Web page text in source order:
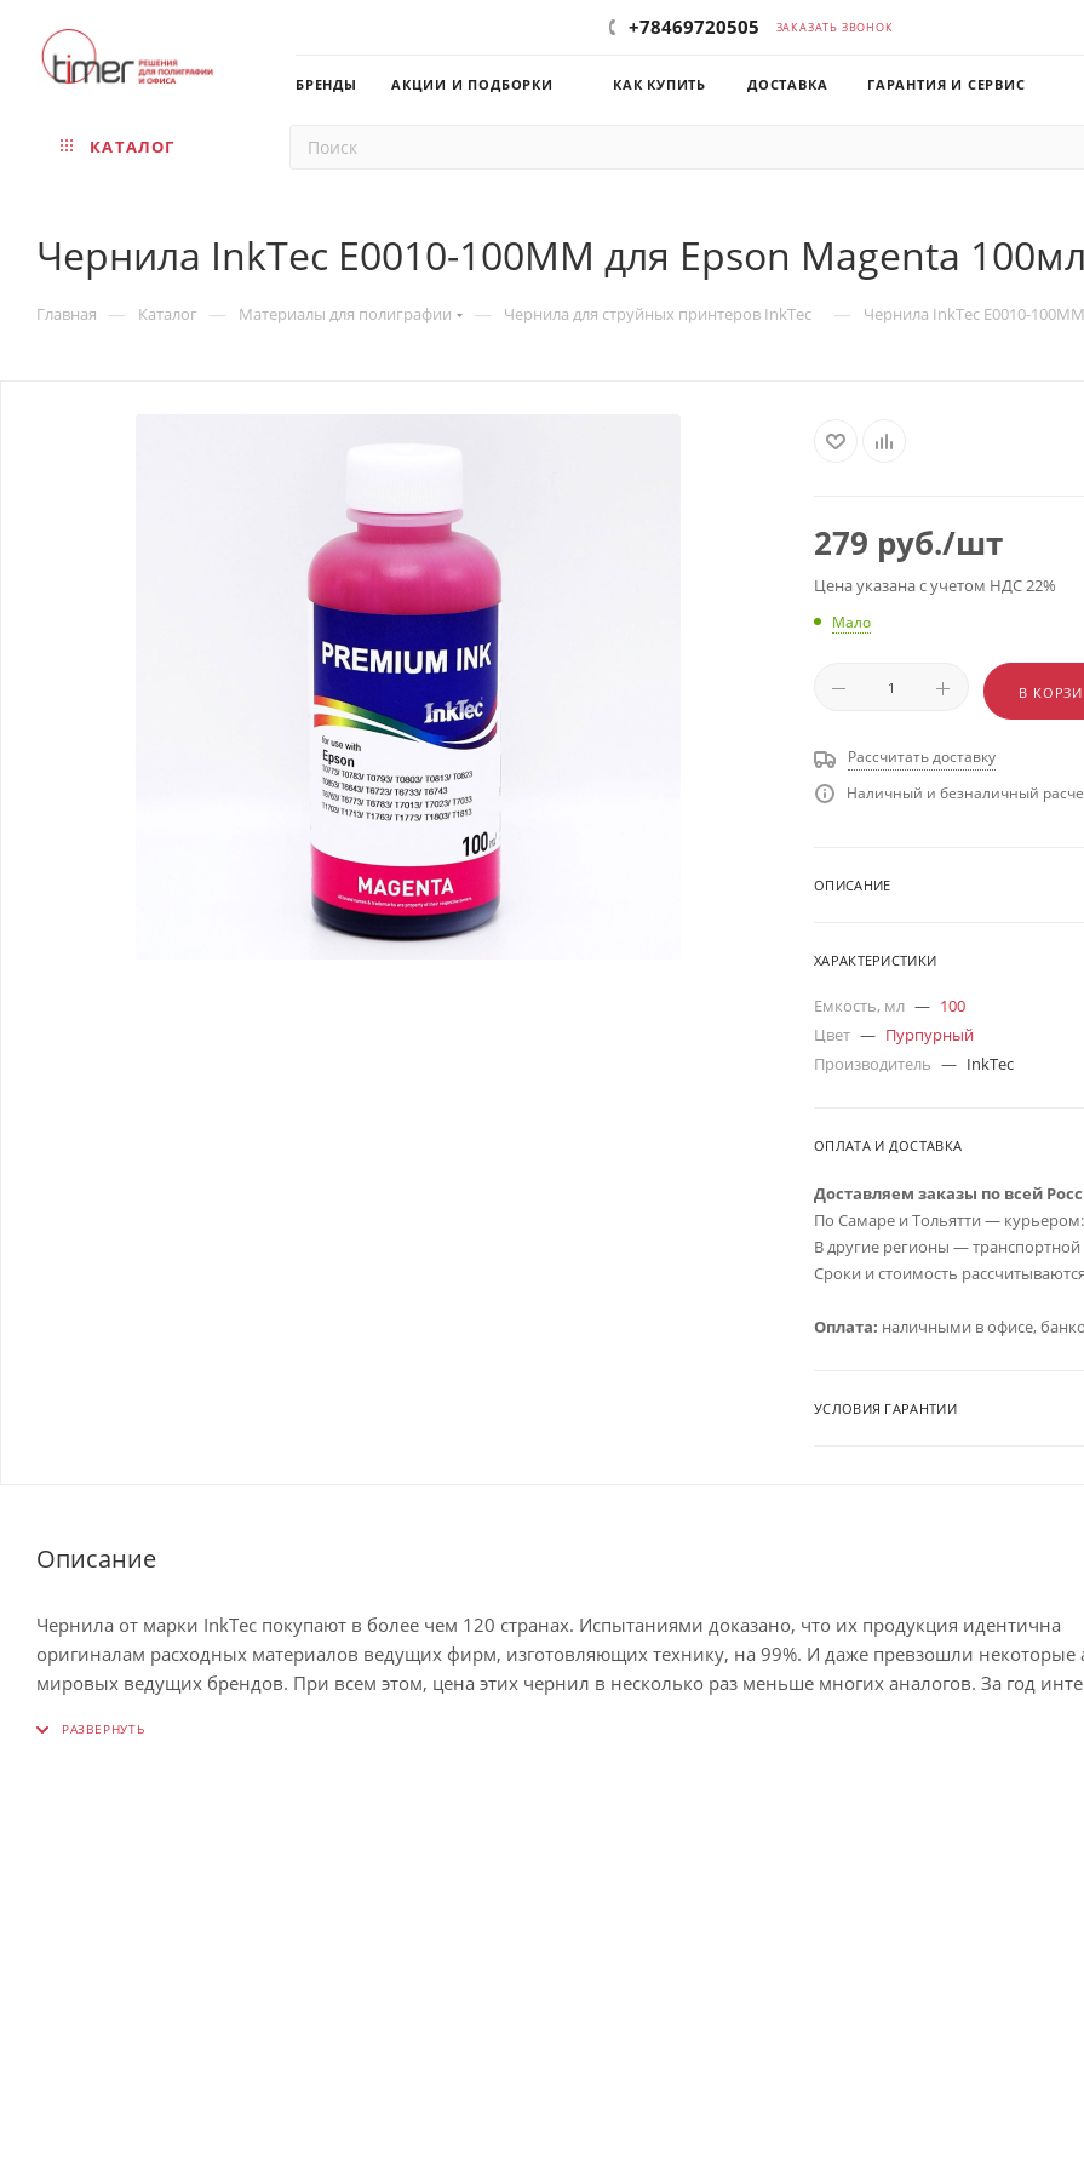
+78469720505 ЗАКАЗАТЬ ЗВОНОК
БРЕНДЫ АКЦИИ И ПОДБОРКИ КАК КУПИТЬ ДОСТАВКА ГАРАНТИЯ И СЕРВИС
КАТАЛОГ
Чернила InkTec E0010-100MM для Epson Magenta 100мл
Главная — Каталог — Материалы для полиграфии — Чернила для струйных принтеров InkTec — Чернила InkTec E0010-
279 руб./шт
Цена указана с учетом НДС 22%
Мало
В
Рассчитать доставку
Наличный и безналичный
ОПИСАНИЕ
ХАРАКТЕРИСТИКИ
Емкость, мл — 100
Цвет — Пурпурный
Производитель — InkTec
ОПЛАТА И ДОСТАВКА
Доставляем заказы по всей
По Самаре и Тольятти — курьером:
В другие регионы —
Сроки и стоимость
Оплата: наличными в офисе,
УСЛОВИЯ ГАРАНТИИ
Описание
Чернила от марки InkTec покупают в более чем 120 странах. Испытаниями доказано, что их продукция идентична
оригиналам расходных материалов ведущих фирм, изготовляющих технику, на 99%. И даже превзошли некоторые
мировых ведущих брендов. При всем этом, цена этих чернил в несколько раз меньше многих аналогов. За год
состоянии.